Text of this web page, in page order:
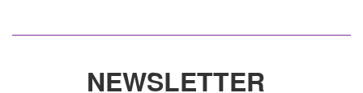
NEWSLETTER